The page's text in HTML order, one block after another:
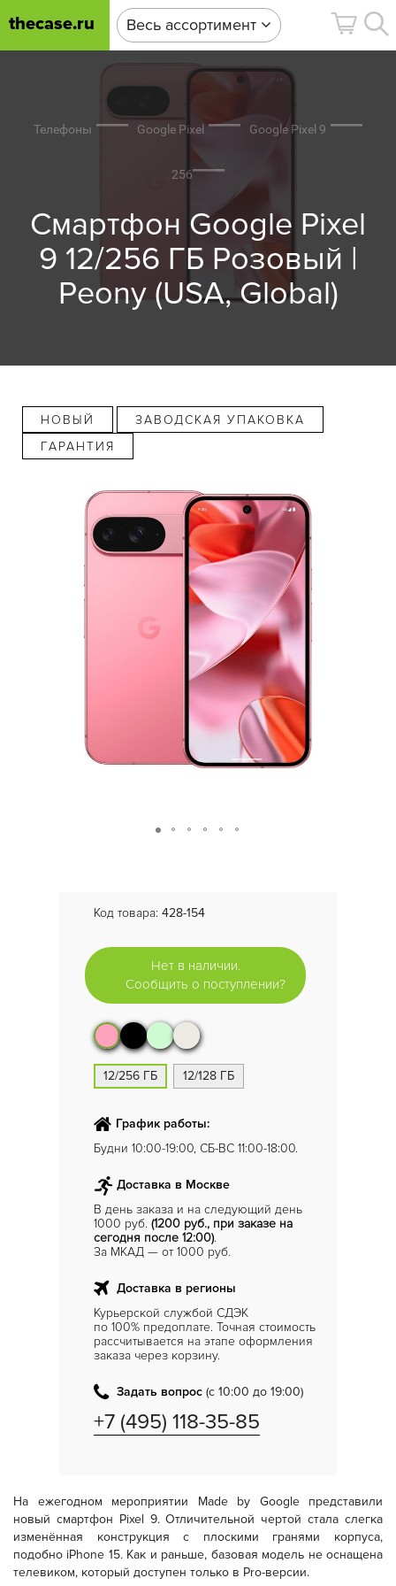
thecase.ru Весь ассортимент
Телефоны Google Pixel Google Pixel 9
256
Смартфон Google Pixel
9 12/256 ГБ Розовый |
Peony (USA, Global)
НОВЫЙ
ЗАВОДСКАЯ УПАКОВКА
ГАРАНТИЯ
Код товара: 428-154
Нет в наличии.
Сообщить о поступлении?
12/256 ГБ 12/128 ГБ
График работы:
Будни 10:00-19:00, СБ-ВС 11:00-18:00.
Доставка в Москве
В день заказа и на следующий день
1000 руб. (1200 руб., при заказе на
сегодня после 12:00).
За МКАД — от 1000 руб.
Доставка в регионы
Курьерской службой СДЭК
по 100% предоплате. Точная стоимость
рассчитывается на этапе оформления
заказа через корзину.
Задать вопрос (с 10:00 до 19:00)
+7 (495) 118-35-85
На ежегодном мероприятии Made by Google представили
новый смартфон Pixel 9. Отличительной чертой стала слегка
изменённая конструкция с плоскими гранями корпуса,
подобно iPhone 15. Как и раньше, базовая модель не оснащена
телевиком, который доступен только в Pro-версии.